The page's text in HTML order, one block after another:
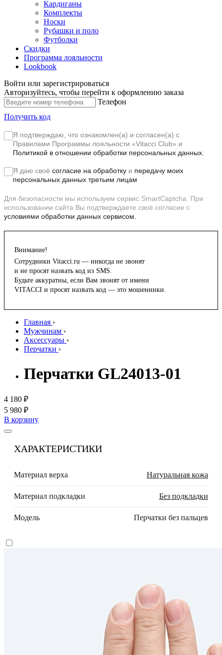
Кардиганы
Комплекты
Носки
Рубашки и поло
Футболки
Скидки
Программа лояльности
Lookbook
Войти или зарегистрироваться
Авторизуйтесь, чтобы перейти к оформлению заказа
Телефон
Получить код
Я подтверждаю, что ознакомлен(а) и согласен(а) с
Правилами Программы лояльности «Vitacci Club» и
Политикой в отношении обработки персональных данных.
Я даю своё согласие на обработку и передачу моих
персональных данных третьим лицам
Для безопасности мы используем сервис SmartCaptcha. При
использовании сайта Вы подтверждаете своё согласие с
условиями обработки данных сервисом.
Внимание!
Сотрудники Vitacci.ru — никогда не звонят
и не просят назвать код из SMS.
Будьте аккуратны, если Вам звонят от имени
VITACCI и просят назвать код — это мошенники.
Главная ›
Мужчинам ›
Аксессуары ›
Перчатки ›
Перчатки GL24013-01
4 180 ₽
5 980 ₽
В корзину
ХАРАКТЕРИСТИКИ
Материал верха Натуральная кожа
Материал подкладки Без подкладки
Модель Перчатки без пальцев